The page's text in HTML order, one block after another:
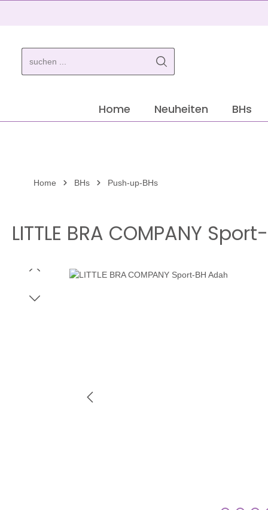
Home Neuheiten BHs
Home BHs Push-up-BHs
LITTLE BRA COMPANY
Bildergalerie überspringen